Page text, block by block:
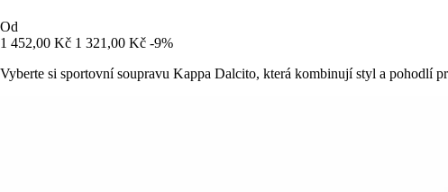
Od
1 452,00 Kč 1 321,00 Kč -9%
Vyberte si sportovní soupravu Kappa Dalcito, která kombinují styl a pohodlí